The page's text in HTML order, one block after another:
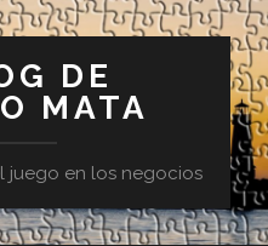
DE
MATA
juego en los negocios